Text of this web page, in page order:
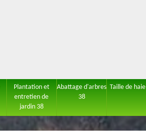
Plantation et
entretien de
jardin 38
Abattage d'arbres
38
Taille de